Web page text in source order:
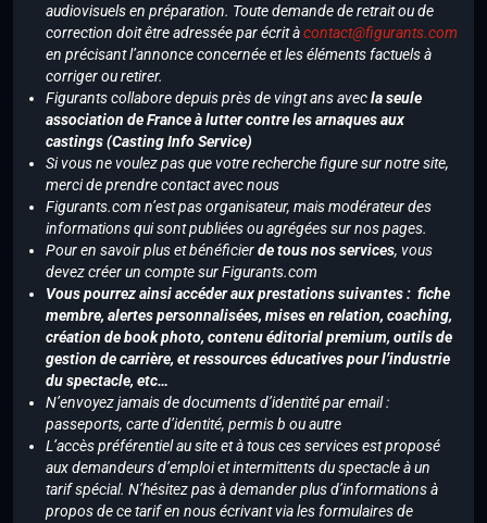
audiovisuels en préparation. Toute demande de retrait ou de
correction doit être adressée par écrit àcontact@figurants.com
en précisant l’annonce concernée et les éléments factuels à
corriger ou retirer.
Figurants collabore depuis près de vingt ans avecla seule
association de France à lutter contre les arnaques aux
castings (Casting Info Service)
Si vous ne voulez pas que votre recherche figure sur notre site,
merci de prendre contact avec nous
Figurants.com n’est pas organisateur, mais modérateur des
informations qui sont publiées ou agrégées sur nos pages.
Pour en savoir plus et bénéficierde tous nos services, vous
devez créer un compte sur Figurants.com
Vous pourrez ainsi accéder aux prestations suivantes : fiche
membre, alertes personnalisées, mises en relation, coaching,
création de book photo, contenu éditorial premium, outils de
gestion de carrière, et ressources éducatives pour l’industrie
du spectacle, etc…
N’envoyez jamais de documents d’identité par email :
passeports, carte d’identité, permis b ou autre
L’accès préférentiel au site et à tous ces services est proposé
aux demandeurs d’emploi et intermittents du spectacle à un
tarif spécial. N’hésitez pas à demander plus d’informations à
propos de ce tarif en nous écrivant via les formulaires de